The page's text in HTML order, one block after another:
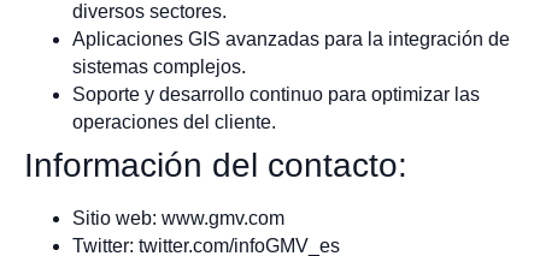
diversos sectores.
Aplicaciones GIS avanzadas para la integración de
sistemas complejos.
Soporte y desarrollo continuo para optimizar las
operaciones del cliente.
Información del contacto:
Sitio web: www.gmv.com
Twitter: twitter.com/infoGMV_es